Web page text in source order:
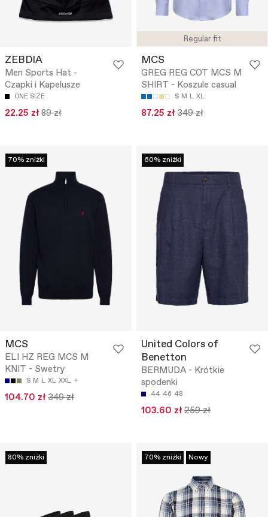
ZEBDIA
Men Sports Hat -
Czapki i Kapelusze
ONE SIZE
22.25 zł 89 zł
Regular fit
MCS
GREG REG COT MCS M
SHIRT - Koszule casual
S M L XL
87.25 zł 349 zł
70% zniżki
MCS
ELI HZ REG MCS M
KNIT - Swetry
S M L XL XXL
104.70 zł 349 zł
60% zniżki
United Colors of
Benetton
BERMUDA - Krótkie
spodenki
44 46 48
103.60 zł 259 zł
80% zniżki 70% zniżki Nowy